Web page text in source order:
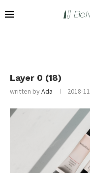
Layer 0 (18)
written byAda 2018-